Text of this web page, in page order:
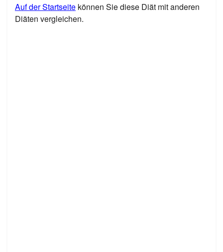
Auf der Startseite können Sie diese Diät mit anderen
Diäten vergleichen.